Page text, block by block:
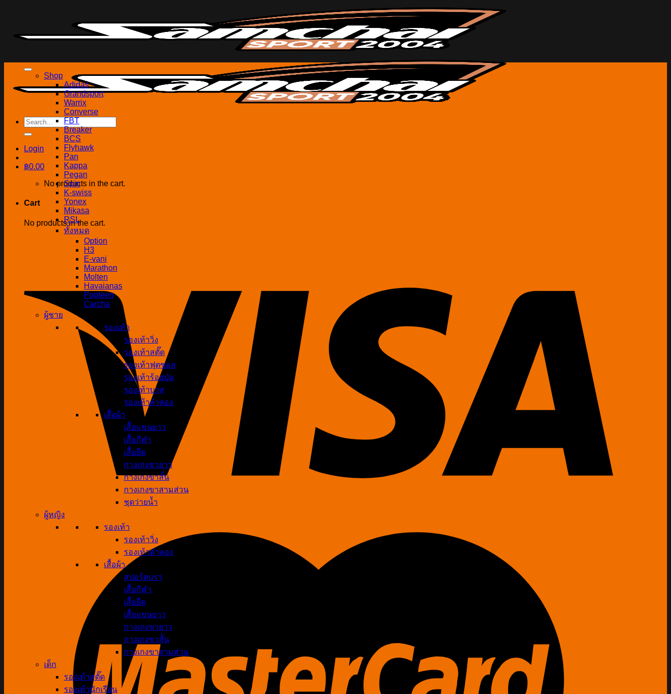
Search
for:
Login
฿0.00
No products in the cart.
Cart
No products in the cart.
Shop
Adidas
Grandsport
Warrix
Converse
FBT
Breaker
BCS
Flyhawk
Pan
Kappa
Pegan
Spin
K-swiss
Yonex
Mikasa
RSL
ทั้งหมด
Option
H3
E-vani
Marathon
Molten
Havaianas
Popteen
Carcha
ผู้ชาย
รองเท้า
รองเท้าวิ่ง
รองเท้าสตั๊ด
รองเท้าฟุตซอล
รองเท้าร้อยปุ่ม
รองเท้าบาส
รองเท้าลำลอง
เสื้อผ้า
เสื้อแขนยาว
เสื้อกีฬา
เสื้อยืด
กางเกงขายาว
กางเกงขาสั้น
กางเกงขาสามส่วน
ชุดว่ายน้ำ
ผู้หญิง
รองเท้า
รองเท้าวิ่ง
รองเท้าลำลอง
เสื้อผ้า
สปอร์ตบรา
เสื้อกีฬา
เสื้อยืด
เสื้อแขนยาว
กางเกงขายาว
กางเกงขาสั้น
กางเกงขาสามส่วน
เด็ก
รองเท้าสตั๊ด
รองเท้านักเรียน